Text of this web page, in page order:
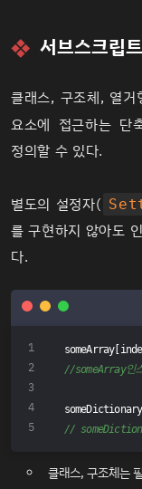
서브스크립트
클래스, 구조체, 열거
요소에 접근하는 단
정의할 수 있다.
별도의 설정자(
를 구현하지 않아도
다.
//someArray인
//
클래스, 구조체는